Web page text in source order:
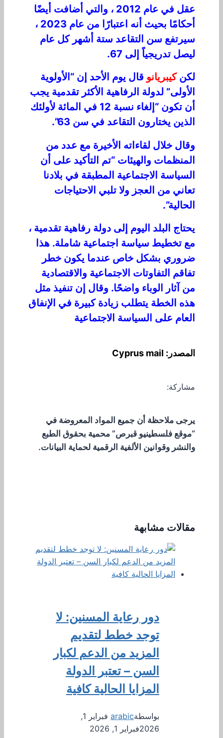
عقل في عام 2012 ، والتي أضافت أيضًا
أحكامًا بحيث أنه اعتبارًا من عام 2023 ،
سيرتفع سن التقاعد ستة أشهر كل عام
ليصل تدريجياً إلى 67.
لكنكيبريانو قال يوم الأحد إن “الأولوية
الأولى” لدولة الرفاهية الأكثر تقدمية يجب
أن تكون “إلغاء نسبة 12 في المائة لأولئك
الذين يختارون التقاعد في سن 63”.
وقال خلال لقاءاته الأخيرة مع عدد من
المنظمات والهيئات “تم التأكيد على أن
السياسة الاجتماعية المطبقة في بلادنا
تعاني من العجز ولا تلبي الاحتياجات
الحالية”.
يحتاج البلد اليوم إلى دولة رفاهية تقدمية ،
مع تخطيط سياسة اجتماعية شاملة. هذا
ضروري بشكل خاص عندما يكون خطر
تفاقم التفاوتات الاجتماعية والاقتصادية
من آثار الوباء واضحًا. وقال إن تنفيذ مثل
هذه الخطة يتطلب زيادة كبيرة في الإنفاق
العام على السياسة الاجتماعية
المصدر: Cyprus mail
مشاركة:
يرجى ملاحظة أن جميع المواد المعروضة في
“موقع فلسطينيو قبرص” محمية بحقوق الطبع
والنشر وقوانين الألفية الرقمية لحماية البيانات.
مقالات مشابهة
دور رعاية المسنين: لا
توجد خطط لتقديم
المزيد من الدعم لكبار
السن – تعتبر الدولة
المزايا الحالية كافية
بواسطةarabic
فبراير 1,
2026فبراير 1, 2026